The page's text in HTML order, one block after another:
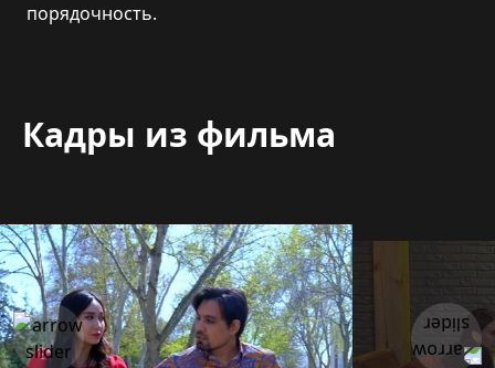
порядочность.
Кадры из фильма